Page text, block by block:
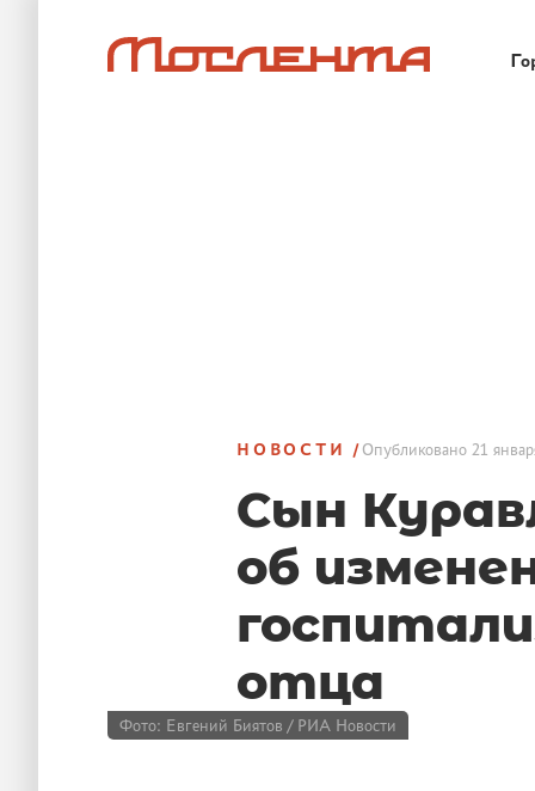
НОВОСТИ Опубликовано 21
Сын
об
отца
Фото: Евгений Биятов / РИА Новости